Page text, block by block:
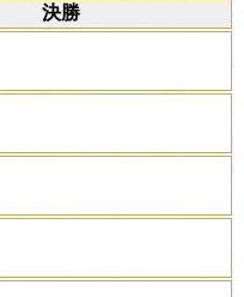
決勝